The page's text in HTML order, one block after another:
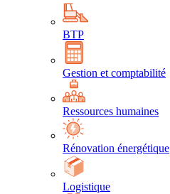
BTP
Gestion et comptabilité
Ressources humaines
Rénovation énergétique
Logistique